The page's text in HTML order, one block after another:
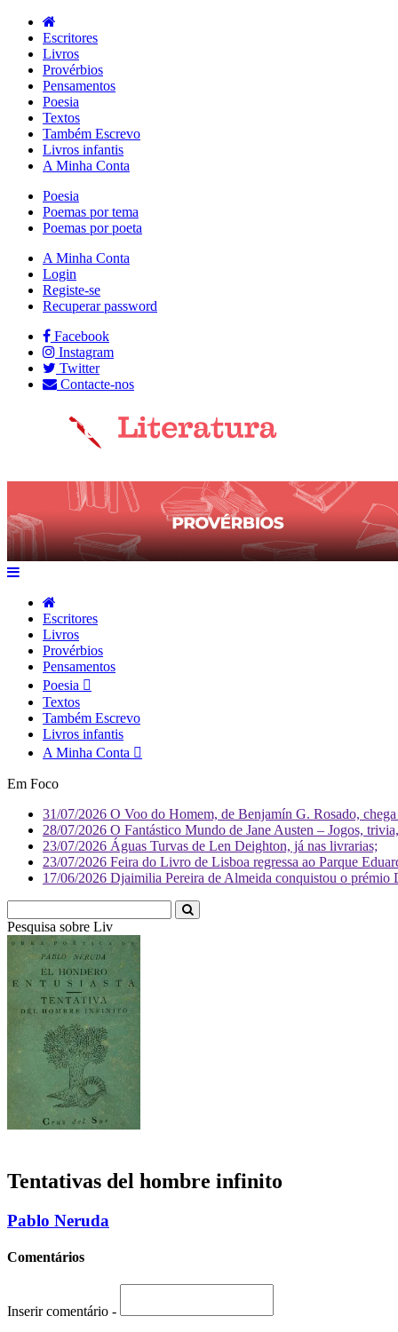
Escritores
Livros
Provérbios
Pensamentos
Poesia
Textos
Também Escrevo
Livros infantis
A Minha Conta
Poesia
Poemas por tema
Poemas por poeta
A Minha Conta
Login
Registe-se
Recuperar password
Facebook
Instagram
Twitter
Contacte-nos
Escritores
Livros
Provérbios
Pensamentos
Poesia
Textos
Também Escrevo
Livros infantis
A Minha Conta
Em Foco
31/07/2026 O Voo do Homem, de Benjamín G. Rosado,
28/07/2026 O Fantástico Mundo de Jane Austen – Jogos,
23/07/2026 Águas Turvas de Len Deighton, já nas livrarias;
23/07/2026 Feira do Livro de Lisboa regressa ao Parque
17/06/2026 Djaimilia Pereira de Almeida conquistou o
Pesquisa sobre Literatura
Tentativas del hombre infinito
Pablo Neruda
Comentários
Inserir comentário -